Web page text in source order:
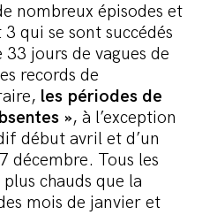
nombreux épisodes et
qui se sont succédés
jours de vagues de
records de
les périodes de
», à l’exception
début avril et d’un
décembre. Tous les
chauds que la
mois de janvier et